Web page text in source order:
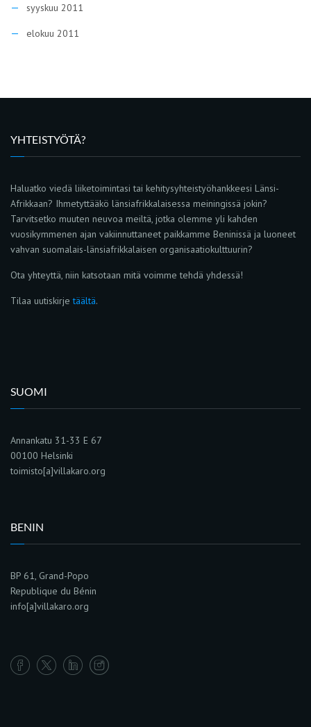
syyskuu 2011
elokuu 2011
YHTEISTYÖTÄ?
Haluatko viedä liiketoimintasi tai kehitysyhteistyöhankkeesi Länsi-
Afrikkaan? Ihmetyttääkö länsiafrikkalaisessa meiningissä jokin?
Tarvitsetko muuten neuvoa meiltä, jotka olemme yli kahden
vuosikymmenen ajan vakiinnuttaneet paikkamme Beninissä ja luoneet
vahvan suomalais-länsiafrikkalaisen organisaatiokulttuurin?
Ota yhteyttä, niin katsotaan mitä voimme tehdä yhdessä!
Tilaa uutiskirjetäältä.
SUOMI
Annankatu 31-33 E 67
00100 Helsinki
toimisto[a]villakaro.org
BENIN
BP 61, Grand-Popo
Republique du Bénin
info[a]villakaro.org